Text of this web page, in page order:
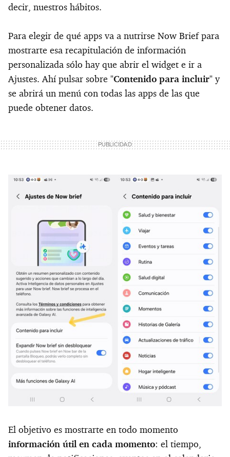
decir, nuestros hábitos.
Para elegir de qué apps va a nutrirse Now Brief para
mostrarte esa recapitulación de información
personalizada sólo hay que abrir el widget e ir a
Ajustes. Ahí pulsar sobre "Contenido para incluir" y
se abrirá un menú con todas las apps de las que
puede obtener datos.
El objetivo es mostrarte en todo momento
información útil en cada momento: el tiempo,